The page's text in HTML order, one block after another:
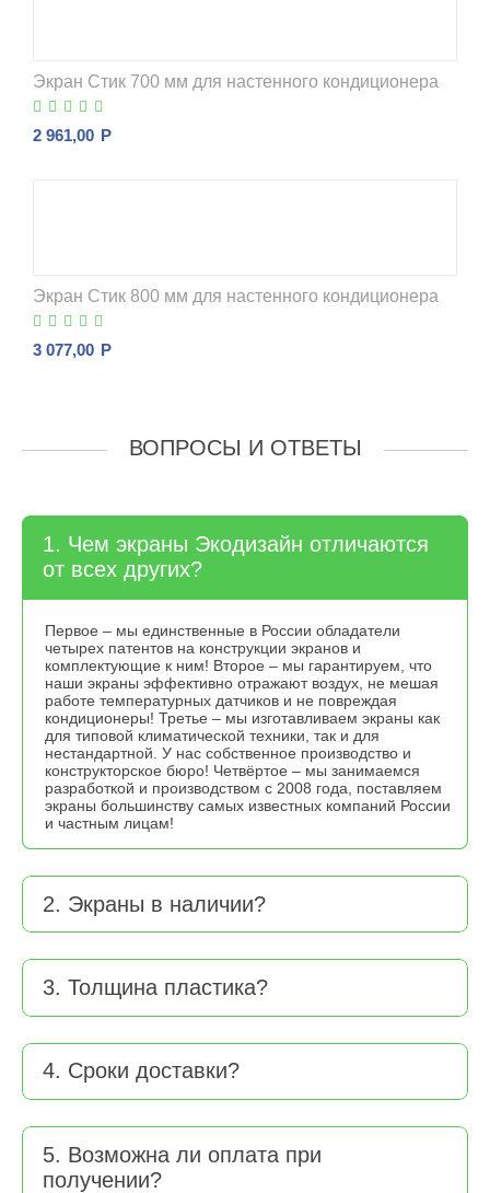
Экран Стик 700 мм для настенного кондиционера
2 961,00 Р
Экран Стик 800 мм для настенного кондиционера
3 077,00 Р
ВОПРОСЫ И ОТВЕТЫ
1. Чем экраны Экодизайн отличаются
от всех других?
Первое – мы единственные в России обладатели
четырех патентов на конструкции экранов и
комплектующие к ним! Второе – мы гарантируем, что
наши экраны эффективно отражают воздух, не мешая
работе температурных датчиков и не повреждая
кондиционеры! Третье – мы изготавливаем экраны как
для типовой климатической техники, так и для
нестандартной. У нас собственное производство и
конструкторское бюро! Четвёртое – мы занимаемся
разработкой и производством с 2008 года, поставляем
экраны большинству самых известных компаний России
и частным лицам!
2. Экраны в наличии?
3. Толщина пластика?
4. Сроки доставки?
5. Возможна ли оплата при
получении?